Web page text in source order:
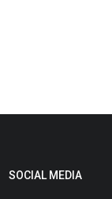
SOCIAL MEDIA